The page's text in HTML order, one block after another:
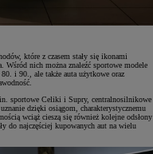
które z czasem stały się ikonami
nich można znaleźć sportowe modele
i 90., ale także auta użytkowe oraz
sportowe Celiki i Supry, centralnosilnikowe
dzięki osiągom, charakterystycznemu
wciąż cieszą się również kolejne odsłony
do najczęściej kupowanych aut na wielu